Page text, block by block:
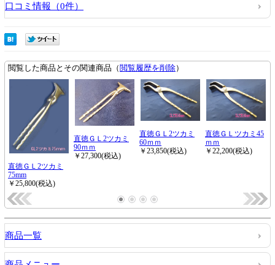
口コミ情報（0件）
商品一覧